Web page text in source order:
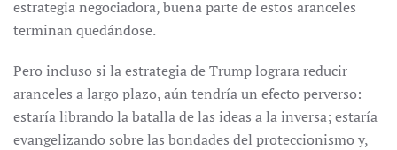
estrategia negociadora, buena parte de estos aranceles
terminan quedándose.
Pero incluso si la estrategia de Trump lograra reducir
aranceles a largo plazo, aún tendría un efecto perverso:
estaría librando la batalla de las ideas a la inversa; estaría
evangelizando sobre las bondades del proteccionismo y,